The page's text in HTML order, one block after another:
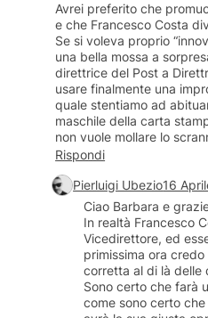
Avrei preferito che
e che Francesco Costa
Se si voleva proprio
una bella mossa a
direttrice del Post a
usare finalmente una
quale stentiamo ad
maschile della carta
non vuole mollare lo
Rispondi
Pierluigi Ubezio16
Ciao Barbara e
In realtà Francesco
Vicedirettore, ed
primissima ora
corretta al di là delle
Sono certo che farà
come sono certo